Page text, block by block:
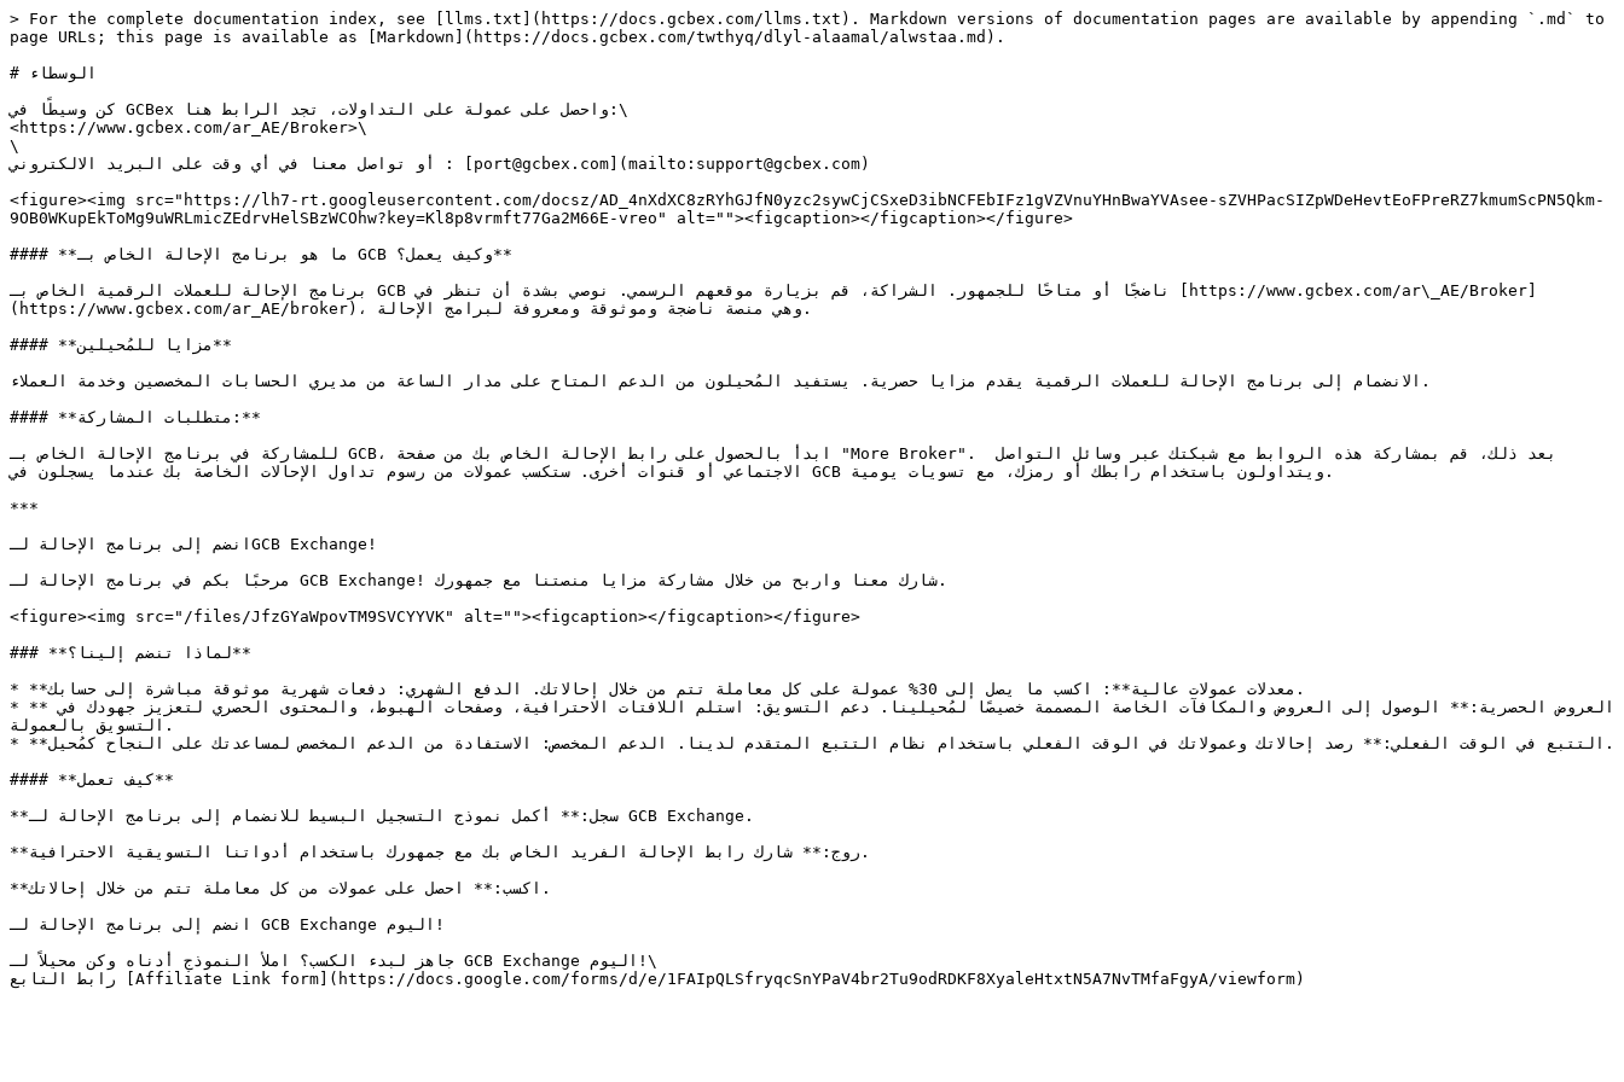
> For the complete documentation index, see [llms.txt](https://docs.gcbex.com/llms.txt). Markdown versions of documentation pages are available by appending `.md` to
page URLs; this page is available as [Markdown](https://docs.gcbex.com/twthyq/dlyl-alaamal/alwstaa.md).
# الوسطاء
كن وسيطًا في GCBex واحصل على عمولة على التداولات، تجد الرابط هنا:\
<https://www.gcbex.com/ar_AE/Broker>\
\
أو تواصل معنا في أي وقت على البريد الالكتروني : [port@gcbex.com](mailto:support@gcbex.com)
<figure><img src="https://lh7-rt.googleusercontent.com/docsz/AD_4nXdXC8zRYhGJfN0yzc2sywCjCSxeD3ibNCFEbIFz1gVZVnuYHnBwaYVAsee-sZVHPacSIZpWDeHevtEoFPreRZ7kmumScPN5Qkm-
9OB0WKupEkToMg9uWRLmicZEdrvHelSBzWCOhw?key=Kl8p8vrmft77Ga2M66E-vreo" alt=""><figcaption></figcaption></figure>
#### **ما هو برنامج الإحالة الخاص بـ GCB وكيف يعمل؟**
برنامج الإحالة للعملات الرقمية الخاص بـ GCB ناضجًا أو متاحًا للجمهور. الشراكة، قم بزيارة موقعهم الرسمي. نوصي بشدة أن تنظر في [https://www.gcbex.com/ar\_AE/Broker]
(https://www.gcbex.com/ar_AE/broker)، وهي منصة ناضجة وموثوقة ومعروفة لبرامج الإحالة.
#### **مزايا للمُحيلين**
الانضمام إلى برنامج الإحالة للعملات الرقمية يقدم مزايا حصرية. يستفيد المُحيلون من الدعم المتاح على مدار الساعة من مديري الحسابات المخصصين وخدمة العملاء.
#### **متطلبات المشاركة:**
للمشاركة في برنامج الإحالة الخاص بـ GCB، ابدأ بالحصول على رابط الإحالة الخاص بك من صفحة "More Broker". بعد ذلك، قم بمشاركة هذه الروابط مع شبكتك عبر وسائل التواصل
الاجتماعي أو قنوات أخرى. ستكسب عمولات من رسوم تداول الإحالات الخاصة بك عندما يسجلون في GCB ويتداولون باستخدام رابطك أو رمزك، مع تسويات يومية.
***
انضم إلى برنامج الإحالة لـGCB Exchange!
مرحبًا بكم في برنامج الإحالة لـ GCB Exchange! شارك معنا واربح من خلال مشاركة مزايا منصتنا مع جمهورك.
<figure><img src="/files/JfzGYaWpovTM9SVCYYVK" alt=""><figcaption></figcaption></figure>
### **لماذا تنضم إلينا؟**
* **معدلات عمولات عالية**: اكسب ما يصل إلى 30% عمولة على كل معاملة تتم من خلال إحالاتك. الدفع الشهري: دفعات شهرية موثوقة مباشرة إلى حسابك.
* **العروض الحصرية:** الوصول إلى العروض والمكافآت الخاصة المصممة خصيصًا لمُحيلينا. دعم التسويق: استلم اللافتات الاحترافية، وصفحات الهبوط، والمحتوى الحصري لتعزيز جهودك في
التسويق بالعمولة.
* **التتبع في الوقت الفعلي:** رصد إحالاتك وعمولاتك في الوقت الفعلي باستخدام نظام التتبع المتقدم لدينا. الدعم المخصص: الاستفادة من الدعم المخصص لمساعدتك على النجاح كمُحيل.
#### **كيف تعمل**
**سجل:** أكمل نموذج التسجيل البسيط للانضمام إلى برنامج الإحالة لـ GCB Exchange.
**روج:** شارك رابط الإحالة الفريد الخاص بك مع جمهورك باستخدام أدواتنا التسويقية الاحترافية.
**اكسب:** احصل على عمولات من كل معاملة تتم من خلال إحالاتك.
انضم إلى برنامج الإحالة لـ GCB Exchange اليوم!
جاهز لبدء الكسب؟ املأ النموذج أدناه وكن محيلاً لـ GCB Exchange اليوم!\